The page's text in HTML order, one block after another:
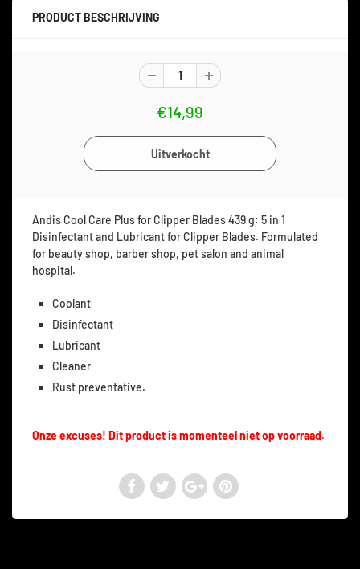
PRODUCT BESCHRIJVING
€14,99
Andis Cool Care Plus for Clipper Blades 439 g: 5 in 1
Disinfectant and Lubricant for Clipper Blades. Formulated
for beauty shop, barber shop, pet salon and animal
hospital.
Coolant
Disinfectant
Lubricant
Cleaner
Rust preventative.
Onze excuses! Dit product is momenteel niet op voorraad.